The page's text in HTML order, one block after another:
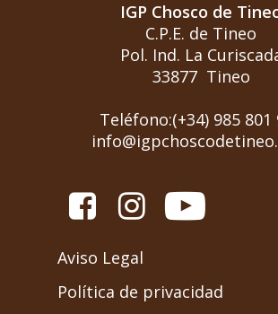
IGP Chosco de
C.P.E. de Tineo
Pol. Ind. La
33877 Tineo
Teléfono:(+34) 985 801
Aviso Legal
Política de privacidad